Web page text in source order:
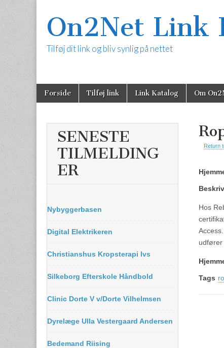
On2Net Link
Tilføj dit link og bliv synlig på nettet
Main
menu
Skip
Forside Tilføj link Link Katalog Om
Return
Hos
udfører
Tags
SENESTE
TILMELDING
ER
Nybyggerbasen
Digital Elektrikeren
Christianshus Kropsterapi Ivs
Silkeborg Efterskole Håndbold
Clinic Dorte V v/Dorte Vilhelmsen
Dyrelæge Ulla Vestergaard Andersen
Bedemand Riising